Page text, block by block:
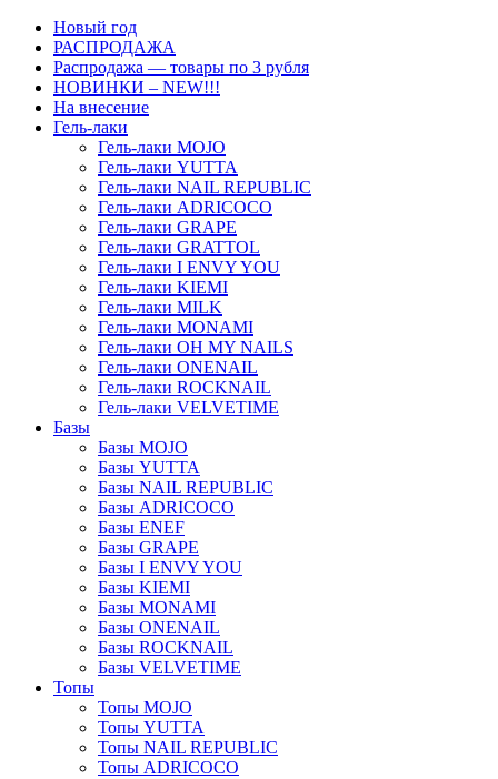
Новый год
РАСПРОДАЖА
Распродажа — товары по 3 рубля
НОВИНКИ – NEW!!!
На внесение
Гель-лаки
Гель-лаки MOJO
Гель-лаки YUTTA
Гель-лаки NAIL REPUBLIC
Гель-лаки ADRICOCO
Гель-лаки GRAPE
Гель-лаки GRATTOL
Гель-лаки I ENVY YOU
Гель-лаки KIEMI
Гель-лаки MILK
Гель-лаки MONAMI
Гель-лаки OH MY NAILS
Гель-лаки ONENAIL
Гель-лаки ROCKNAIL
Гель-лаки VELVETIME
Базы
Базы MOJO
Базы YUTTA
Базы NAIL REPUBLIC
Базы ADRICOCO
Базы ENEF
Базы GRAPE
Базы I ENVY YOU
Базы KIEMI
Базы MONAMI
Базы ONENAIL
Базы ROCKNAIL
Базы VELVETIME
Топы
Топы MOJO
Топы YUTTA
Топы NAIL REPUBLIC
Топы ADRICOCO